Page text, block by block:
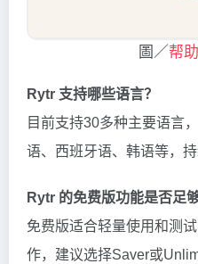
圖／帮
Rytr 支持哪些语言？
目前支持30多种主要语言
语、西班牙语、韩语等，持
Rytr 的免费版功能是否足够
免费版适合轻量使用和测
作，建议选择Saver或